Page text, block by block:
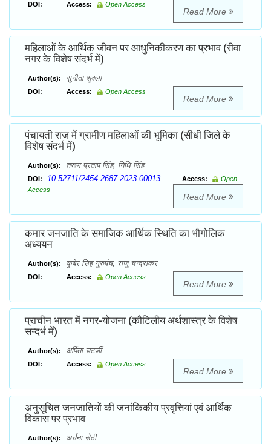
DOI: Access: Open Access
Read More
महिलाओं के आर्थिक जीवन पर आधुनिकीकरण का प्रभाव (रीवा
नगर के विशेष संदर्भ में)
Author(s): सुनीता शुक्ला
DOI: Access: Open Access
Read More
पंचायती राज में ग्रामीण महिलाओं की भूमिका (सीधी जिले के
विशेष संदर्भ में)
Author(s): तरूण प्रताप सिंह, निधि सिंह
DOI: 10.52711/2454-2687.2023.00013 Access:
Open
Access
Read More
कमार जनजाति के समाजिक आर्थिक स्थिति का भौगोलिक
अध्ययन
Author(s): कुबेर सिह गुरुपंच, राजु चन्द्राकर
DOI: Access: Open Access
Read More
प्राचीन भारत में नगर-योजना (कौटिलीय अर्थशास्त्र के विशेष
सन्दर्भ में)
Author(s): अर्पिता चटर्जी
DOI: Access: Open Access
Read More
अनुसूचित जनजातियों की जनांकिकीय प्रवृत्तियां एवं आर्थिक
विकास पर प्रभाव
Author(s): अर्चना सेठी